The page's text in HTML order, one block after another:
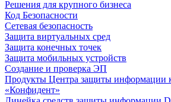
Решения для крупного бизнеса
Код Безопасности
Сетевая безопасность
Защита виртуальных сред
Защита конечных точек
Защита мобильных устройств
Создание и проверка ЭП
Продукты Центра защиты информации
«Конфидент»